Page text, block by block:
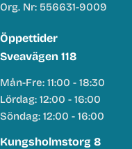
Org. Nr: 556631-9009
Öppettider
Sveavägen 118
Mån-Fre: 11:00 - 18:30
Lördag: 12:00 - 16:00
Söndag: 12:00 - 16:00
Kungsholmstorg 8